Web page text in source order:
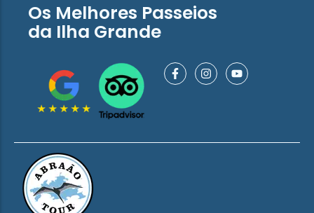
Os Melhores Passeios
da Ilha Grande